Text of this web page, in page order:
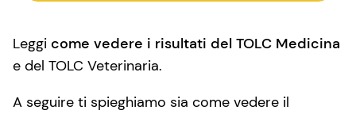
Leggi come vedere i risultati del TOLC Medicina
e del TOLC Veterinaria.
A seguire ti spieghiamo sia come vedere il